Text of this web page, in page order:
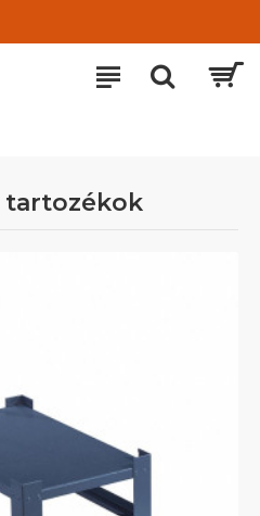
tartozékok